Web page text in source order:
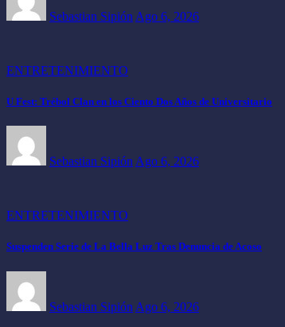
Sebastian Sipión Ago 6, 2026
ENTRETENIMIENTO
U Fest: Trébol Clan en los Ciento Dos Años de Universitario
Sebastian Sipión Ago 6, 2026
ENTRETENIMIENTO
Suspenden Serie de La Bella Luz Tras Denuncia de Acoso
Sebastian Sipión Ago 6, 2026